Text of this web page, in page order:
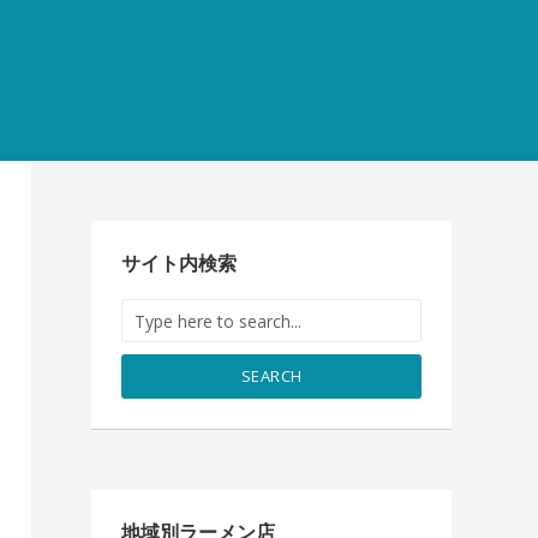
サイト内検索
SEARCH
地域別ラーメン店